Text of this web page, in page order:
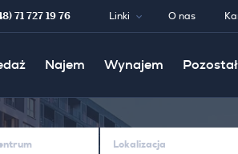
71 727 19 76 Linki O nas
Najem Wynajem
Lokalizacja